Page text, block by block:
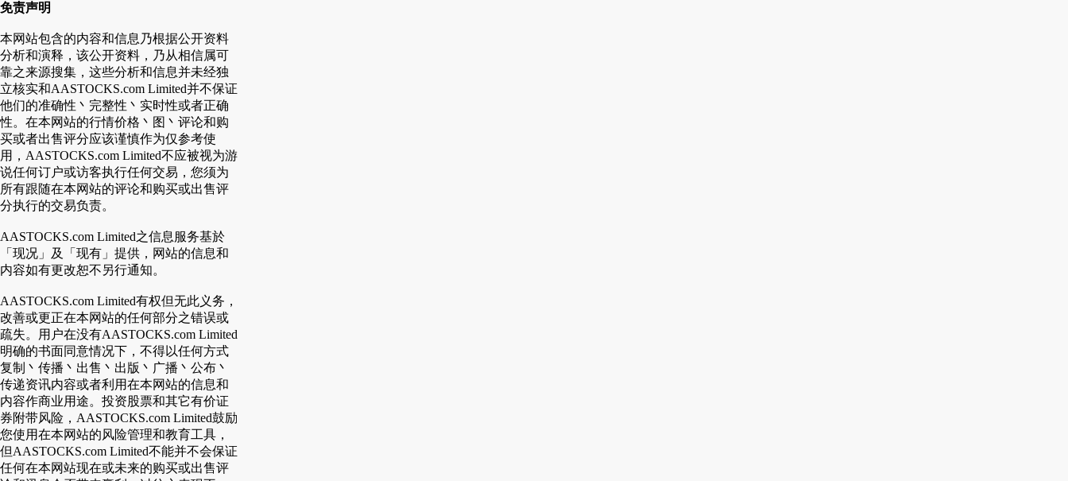
免责声明
本网站包含的内容和信息乃根据公开资料
分析和演释，该公开资料，乃从相信属可
靠之来源搜集，这些分析和信息并未经独
立核实和AASTOCKS.com Limited并不保证
他们的准确性丶完整性丶实时性或者正确
性。在本网站的行情价格丶图丶评论和购
买或者出售评分应该谨慎作为仅参考使
用，AASTOCKS.com Limited不应被视为游
说任何订户或访客执行任何交易，您须为
所有跟随在本网站的评论和购买或出售评
分执行的交易负责。
AASTOCKS.com Limited之信息服务基於
「现况」及「现有」提供，网站的信息和
内容如有更改恕不另行通知。
AASTOCKS.com Limited有权但无此义务，
改善或更正在本网站的任何部分之错误或
疏失。用户在没有AASTOCKS.com Limited
明确的书面同意情况下，不得以任何方式
复制丶传播丶出售丶出版丶广播丶公布丶
传递资讯内容或者利用在本网站的信息和
内容作商业用途。投资股票和其它有价证
券附带风险，AASTOCKS.com Limited鼓励
您使用在本网站的风险管理和教育工具，
但AASTOCKS.com Limited不能并不会保证
任何在本网站现在或未来的购买或出售评